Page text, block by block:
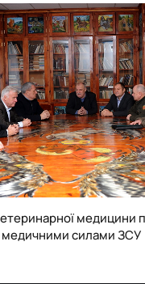
анатомів.
школи став
професор,
академік АН УРСР
Герман
Костянтинович
Нині Київська
лише в Україні, але й
медицини
медичними силами ЗСУ